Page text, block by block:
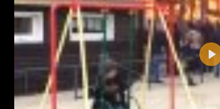
E-Mail-Adresse (optional):